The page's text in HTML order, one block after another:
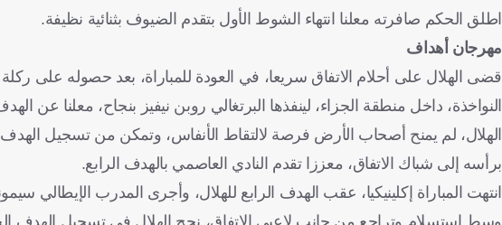
اطلق الحكم صافرته معلنا انتهاء الشوط الأول بتقدم الضيوف بثنائية نظيفة.
مهرجان أهداف
النواخذة، داخل منطقة الجزاء، لينفذها البرتغالي روبن نيفيز بنجاح، معلنا عن
برأسه إلى شباك الاتفاق، معززا تقدم النادي العاصمي بالهدف الرابع.
انتهت المباراة إكلينيكيا، عقب الهدف الرابع للهلال، وأجرى المدرب الإيطالي